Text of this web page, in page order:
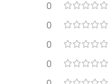
0
0
0
0